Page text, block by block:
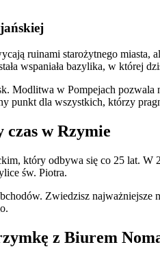
ruinami starożytnego miasta,
wspaniała bazylika, w której
Modlitwa w Pompejach
punkt dla wszystkich, którzy
czas w Rzymie
który odbywa się co 25 lat. W
św. Piotra.
Zwiedzisz
z Biurem